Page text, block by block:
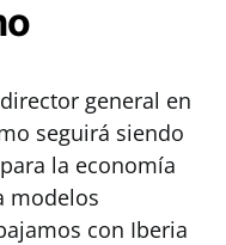
general en
seguirá siendo
la economía
modelos
con Iberia